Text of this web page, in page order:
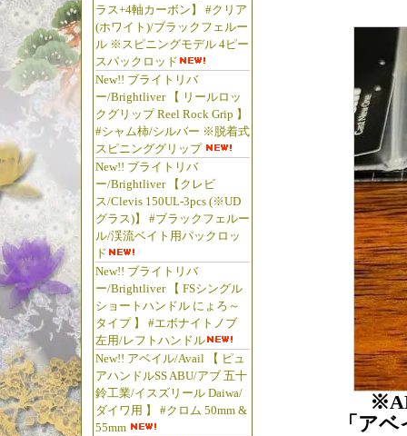
ラス+4軸カーボン】 #クリア
(ホワイト)/ブラックフェルー
ル ※スピニングモデル 4ピー
スパックロッド
New!! ブライトリバ
ー/Brightliver 【 リールロッ
クグリップ Reel Rock Grip 】
#シャム柿/シルバー ※脱着式
スピニンググリップ
New!! ブライトリバ
ー/Brightliver 【クレビ
ス/Clevis 150UL-3pcs (※UD
グラス)】 #ブラックフェルー
ル/渓流ベイト用パックロッ
ド
New!! ブライトリバ
ー/Brightliver 【 FSシングル
ショートハンドル にょろ～
タイプ 】 #エボナイトノブ
左用/レフトハンドル
New!! アベイル/Avail 【 ピュ
アハンドルSS ABU/アブ 五十
鈴工業/イスズリール Daiwa/
ダイワ用 】 #クロム 50mm &
55mm
「ア